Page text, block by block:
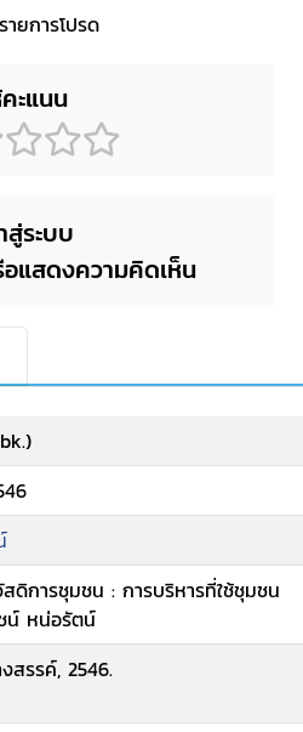
รายการโปรด
ะแนน
สู่ระบบ
แสดงความคิดเห็น
ดิการชุมชน : การบริหารที่ใช้ชุมชน
น์ หน่อรัตน์
สรรค์, 2546.